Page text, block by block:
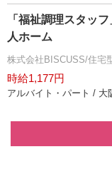
「福祉調理スタッ
人ホーム
株式会社BISCUSS/住宅
時給1,177円
アルバイト・パート / 大